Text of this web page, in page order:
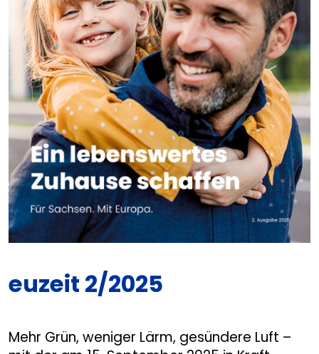
euzeit 2/2025
Mehr Grün, weniger Lärm, gesündere Luft –